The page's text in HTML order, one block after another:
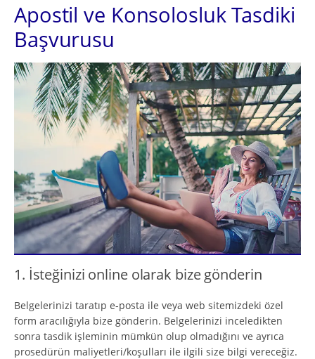
Apostil ve Konsolosluk Tasdiki
Başvurusu
1. İsteğinizi online olarak bize gönderin
Belgelerinizi taratıp e-posta ile veya web sitemizdeki özel
form aracılığıyla bize gönderin. Belgelerinizi inceledikten
sonra tasdik işleminin mümkün olup olmadığını ve ayrıca
prosedürün maliyetleri/koşulları ile ilgili size bilgi vereceğiz.